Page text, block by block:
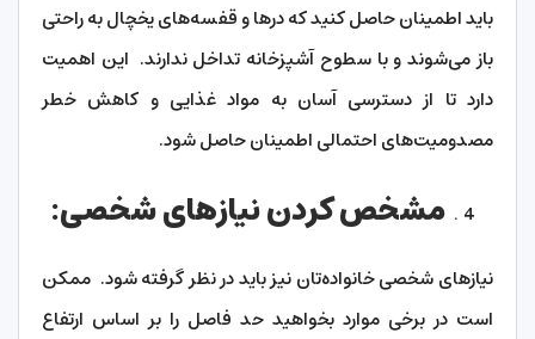
باید اطمینان حاصل کنید که درها و قفسه‌های یخچال به راحتی
باز می‌شوند و با سطوح آشپزخانه تداخل ندارند. این اهمیت
دارد تا از دسترسی آسان به مواد غذایی و کاهش خطر
مصدومیت‌های احتمالی اطمینان حاصل شود.
مشخص کردن نیازهای شخصی:
نیازهای شخصی خانواده‌تان نیز باید در نظر گرفته شود. ممکن
است در برخی موارد بخواهید حد فاصل را بر اساس ارتفاع